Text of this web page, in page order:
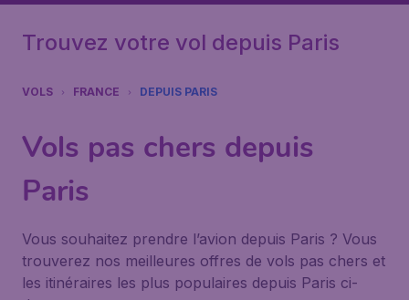
Trouvez votre vol depuis Paris
VOLS FRANCE DEPUIS PARIS
Vols pas chers depuis
Paris
Vous souhaitez prendre l’avion depuis Paris ? Vous
trouverez nos meilleures offres de vols pas chers et
les itinéraires les plus populaires depuis Paris ci-